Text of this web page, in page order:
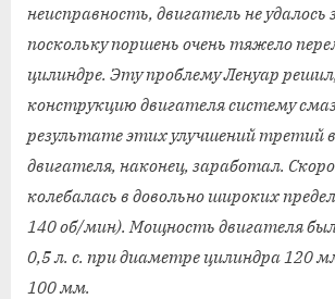
неисправность, двигатель не
поскольку поршень очень тяжело
цилиндре. Эту проблему Ленуар
конструкцию двигателя систему
результате этих улучшений третий
двигателя, наконец, заработал.
колебалась в довольно широких
140 об/мин). Мощность двигателя
0,5 л. с. при диаметре цилиндра 120
100 мм.